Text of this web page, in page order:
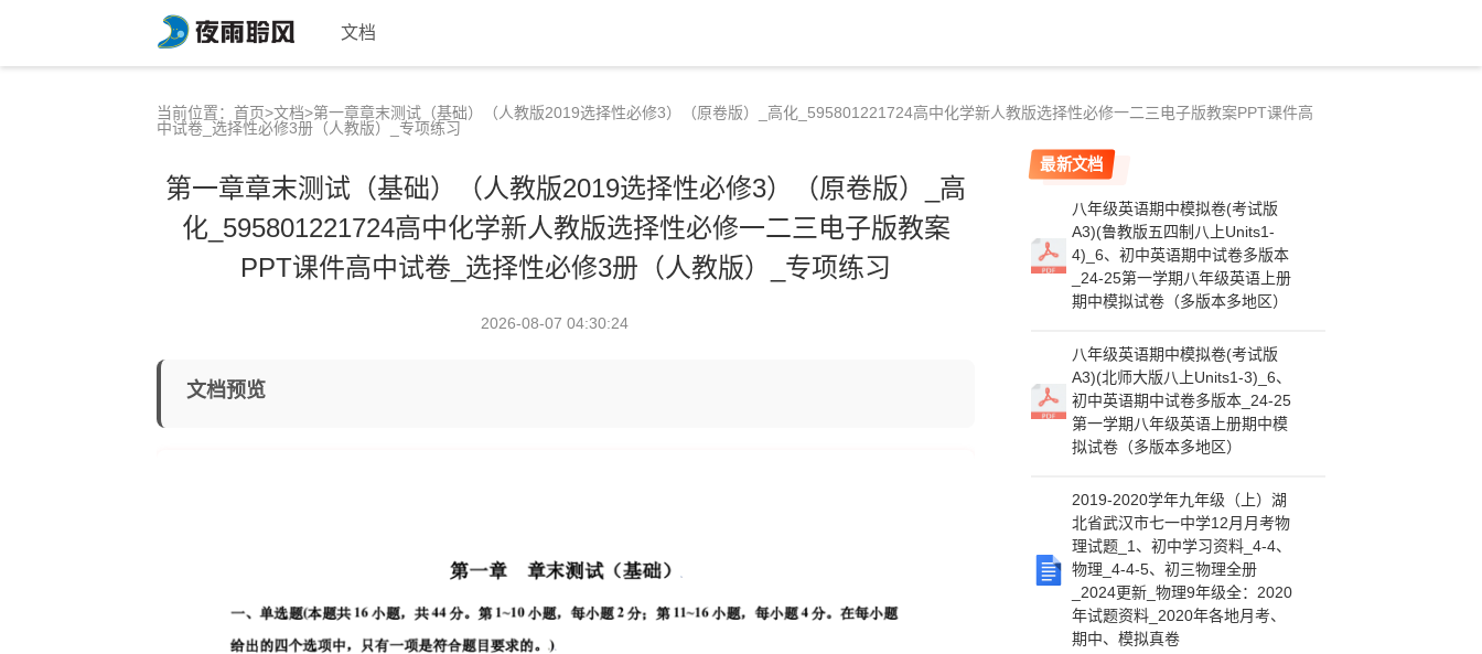
文档
当前位置： 首页>文档>第一章章末测试（基础）（人教版2019选择性必修3）（原卷版）_高化_595801221724高中化学新人教版选择性必修一二三电子版教案PPT课件高
中试卷_选择性必修3册（人教版）_专项练习
第一章章末测试（基础）（人教版2019选择性必修3）（原卷版）_高
化_595801221724高中化学新人教版选择性必修一二三电子版教案
PPT课件高中试卷_选择性必修3册（人教版）_专项练习
2026-08-07 04:30:24
文档预览
最新文档
八年级英语期中模拟卷(考试版
A3)(鲁教版五四制八上Units1-
4)_6、初中英语期中试卷多版本
_24-25第一学期八年级英语上册
期中模拟试卷（多版本多地区）
八年级英语期中模拟卷(考试版
A3)(北师大版八上Units1-3)_6、
初中英语期中试卷多版本_24-25
第一学期八年级英语上册期中模
拟试卷（多版本多地区）
2019-2020学年九年级（上）湖
北省武汉市七一中学12月月考物
理试题_1、初中学习资料_4-4、
物理_4-4-5、初三物理全册
_2024更新_物理9年级全：2020
年试题资料_2020年各地月考、
期中、模拟真卷